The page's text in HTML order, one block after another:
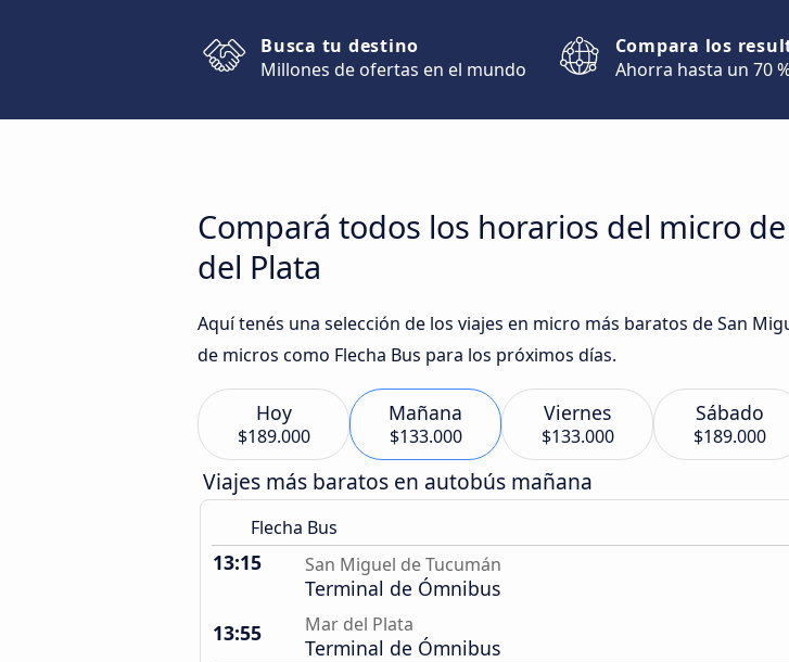
Busca tu destino
Millones de ofertas en el mundo
Compara los
Ahorra hasta un 70
Compará todos los horarios del micro
del Plata
Aquí tenés una selección de los viajes en micro más baratos de San
de micros como Flecha Bus para los próximos días.
Hoy
$189.000
Mañana
$133.000
Viernes
$133.000
Sábado
$189.000
Viajes más baratos en autobús mañana
Flecha Bus
13:15 San Miguel de Tucumán
Terminal de Ómnibus
13:55
Mar del Plata
Terminal de Ómnibus